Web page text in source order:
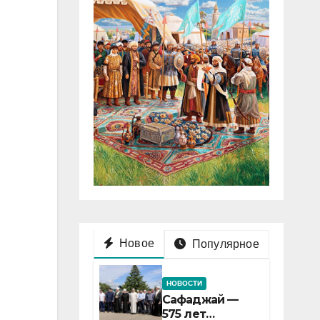
Новое Популярное
НОВОСТИ
Сафаджай —
575 лет